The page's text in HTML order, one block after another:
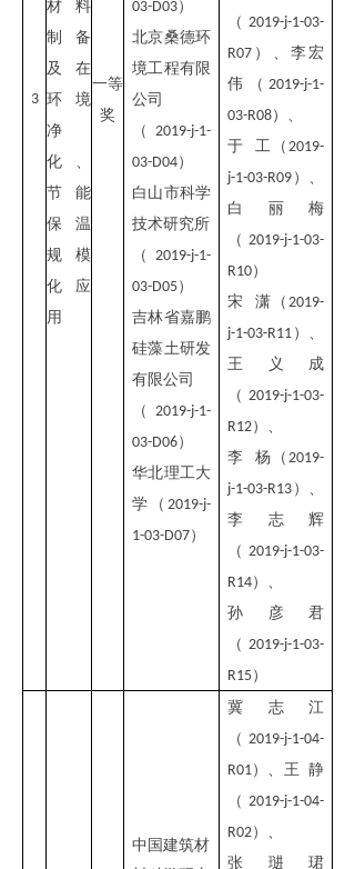
3
材料
制备
及在
环境
净
化、
节能
保温
规模
化应
用
一等
奖
03-D03）
北京桑德环
境工程有限
公司
（ 2019-j-1-
03-D04）
白山市科学
技术研究所
（ 2019-j-1-
03-D05）
吉林省嘉鹏
硅藻土研发
有限公司
（ 2019-j-1-
03-D06）
华北理工大
学（ 2019-j-
1-03-D07）
（ 2019-j-1-03-
R07 ） 、 李宏
伟（ 2019-j-1-
03-R08） 、
于 工（ 2019-
j-1-03-R09 ）、
白丽梅
（ 2019-j-1-03-
R10）
宋 潇（ 2019-
j-1-03-R11 ） 、
王义成
（ 2019-j-1-03-
R12） 、
李 杨（ 2019-
j-1-03-R13 ） 、
李志辉
（ 2019-j-1-03-
R14） 、
孙彦君
（ 2019-j-1-03-
R15）
中国建筑材
冀志江
（ 2019-j-1-04-
R01） 、 王 静
（ 2019-j-1-04-
R02） 、
张琎珺